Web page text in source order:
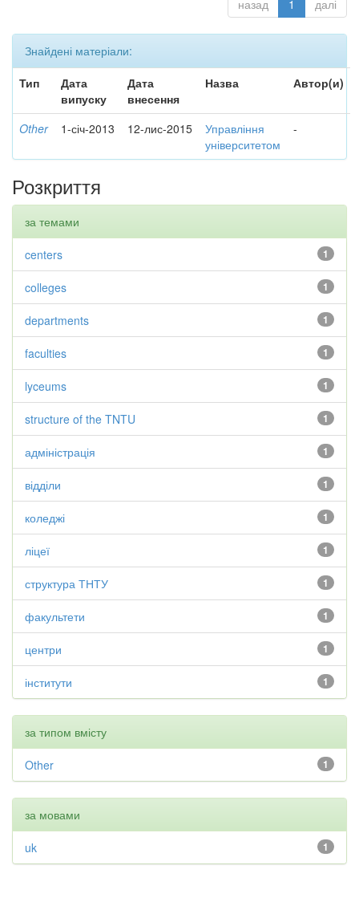
назад 1 далі
Знайдені матеріали:
Тип
Дата
випуску
Дата
внесення
Назва Автор(и)
Other 1-січ-2013 12-лис-2015
Управління
університетом
-
Розкриття
за темами
1
centers
1
colleges
1
departments
1
faculties
1
lyceums
1
structure of the TNTU
1
адміністрація
1
відділи
1
коледжі
1
ліцеї
1
структура ТНТУ
1
факультети
1
центри
1
інститути
за типом вмісту
1
Other
за мовами
1
uk